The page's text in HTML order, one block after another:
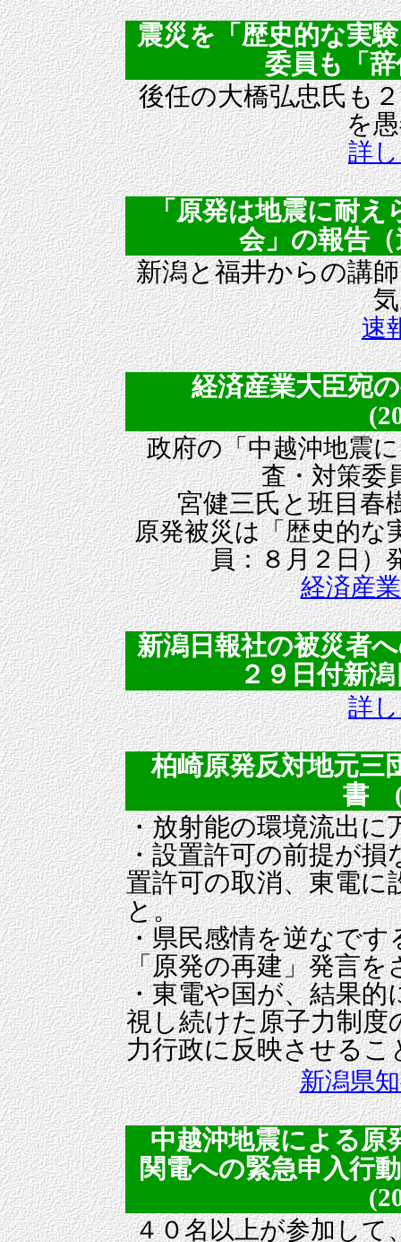
震災を「歴史的な実
委員も「
後任の大橋弘忠氏も
を
詳
「原発は地震に耐
会」の報告
新潟と福井からの講
速
経済産業大臣宛
政府の「中越沖地震
査・対策委
宮健三氏と班目春
原発被災は「歴史的な
員：８月２日）
経済産
新潟日報社の被災者
２９日付新
詳
柏崎原発反対地元三
書
・放射能の環境流出に
・設置許可の前提が損
置許可の取消、東電に
と。
・県民感情を逆なです
「原発の再建」発言を
・東電や国が、結果的
視し続けた原子力制度
力行政に反映させるこ
新潟県
中越沖地震による原
関電への緊急申入行
４０名以上が参加して